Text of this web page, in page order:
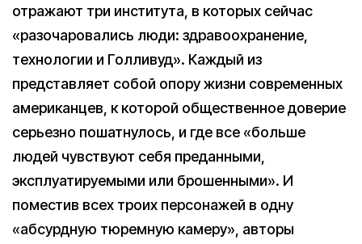
отражают три института, в которых сейчас
«разочаровались люди: здравоохранение,
технологии и Голливуд». Каждый из
представляет собой опору жизни современных
американцев, к которой общественное доверие
серьезно пошатнулось, и где все «больше
людей чувствуют себя преданными,
эксплуатируемыми или брошенными». И
поместив всех троих персонажей в одну
«абсурдную тюремную камеру», авторы